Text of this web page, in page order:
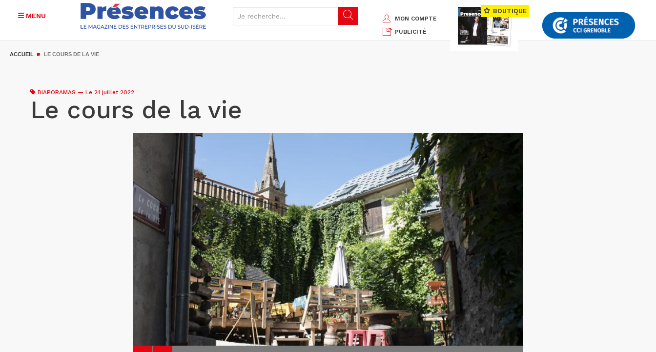
MENU
MON COMPTE
PUBLICITÉ
BOUTIQUE
ACCUEIL LE COURS DE LA VIE
DIAPORAMAS — Le 21 juillet 2022
Le cours de la vie